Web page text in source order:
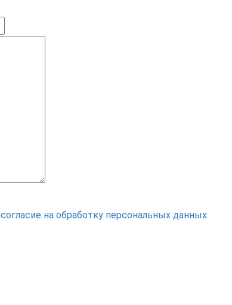
согласие на обработку персональных данных.